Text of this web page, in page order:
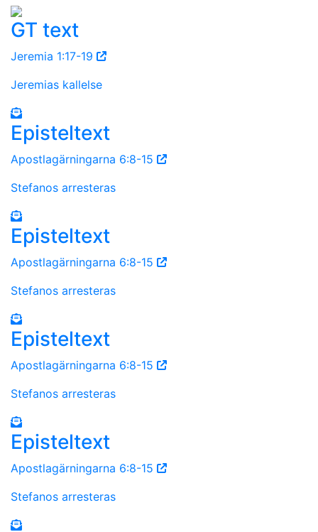
GT text
Jeremia 1:17-19
Jeremias kallelse
Episteltext
Apostlagärningarna 6:8-15
Stefanos arresteras
Episteltext
Apostlagärningarna 6:8-15
Stefanos arresteras
Episteltext
Apostlagärningarna 6:8-15
Stefanos arresteras
Episteltext
Apostlagärningarna 6:8-15
Stefanos arresteras